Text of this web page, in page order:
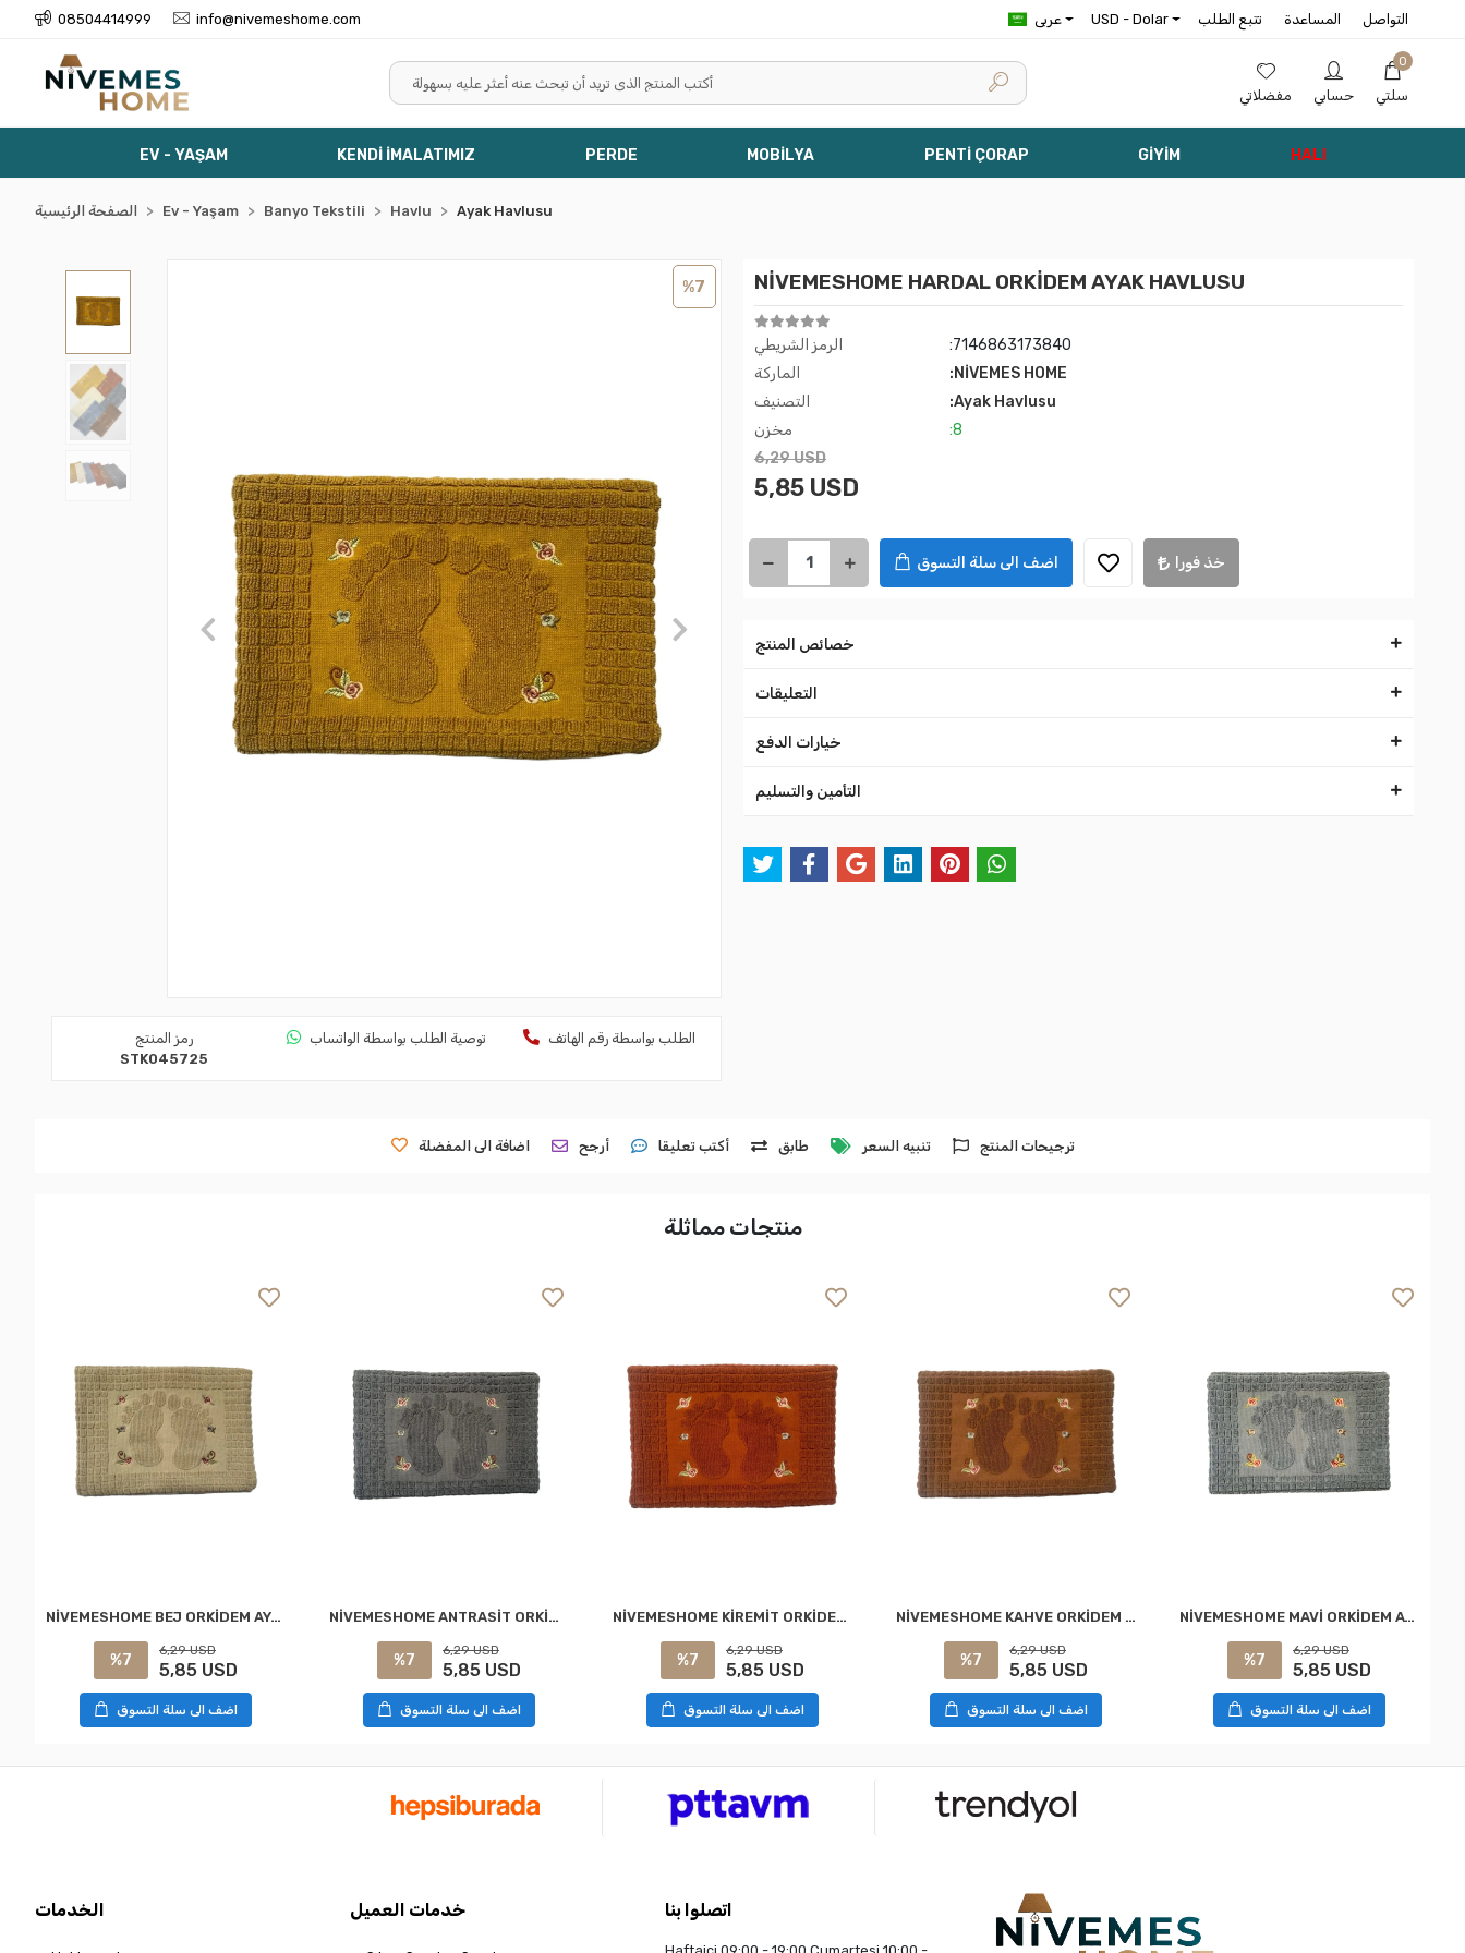
08504414999 info@nivemeshome.com عربى USD - Dolar تتبع الطلب المساعدة التواصل
مفضلاتي حسابي
0
سلتي
EV - YAŞAM KENDİ İMALATIMIZ PERDE MOBİLYA PENTİ ÇORAP GİYİM HALI
الصفحة الرئيسية Ev - Yaşam Banyo Tekstili Havlu Ayak Havlusu
%7
رمز المنتج
STK045725
توصية الطلب بواسطة الواتساب الطلب بواسطة رقم الهاتف
NİVEMESHOME HARDAL ORKİDEM AYAK HAVLUSU
الرمز الشريطي
:7146863173840
الماركة
:NİVEMES HOME
التصنيف
:Ayak Havlusu
مخزن
:8
6,29 USD
5,85 USD
اضف الى سلة التسوق خذ فورا
خصائص المنتج
التعليقات
خيارات الدفع
التأمين والتسليم
اضافة الى المفضلة أرجح أكتب تعليقا طابق تنبيه السعر ترجيحات المنتج
منتجات مماثلة
NİVEMESHOME BEJ ORKİDEM AYAK HAVLUSU
%7
6,29 USD
5,85 USD
اضف الى سلة التسوق
NİVEMESHOME ANTRASİT ORKİDEM AYAK HAVLUSU
%7
6,29 USD
5,85 USD
اضف الى سلة التسوق
NİVEMESHOME KİREMİT ORKİDEM AYAK HAVLUSU
%7
6,29 USD
5,85 USD
اضف الى سلة التسوق
NİVEMESHOME KAHVE ORKİDEM AYAK HAVLUSU
%7
6,29 USD
5,85 USD
اضف الى سلة التسوق
NİVEMESHOME MAVİ ORKİDEM AYAK HAVLUSU
%7
6,29 USD
5,85 USD
اضف الى سلة التسوق
الخدمات خدمات العميل اتصلوا بنا